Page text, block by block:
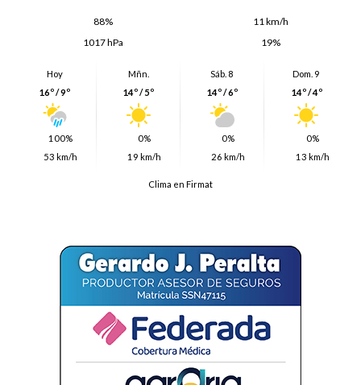
88%
11 km/h
1017 hPa
19%
Hoy
16º / 9º
100%
53 km/h
Mñn.
14º / 5º
0%
19 km/h
Sáb. 8
14º / 6º
0%
26 km/h
Dom. 9
14º / 4º
0%
13 km/h
Clima en Firmat